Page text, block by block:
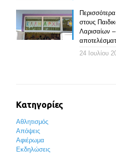
στους
Λαρισαίων
24 Ιουλίου
Κατηγορίες
Αθλητισμός
Απόψεις
Αφιέρωμα
Εκδηλώσεις